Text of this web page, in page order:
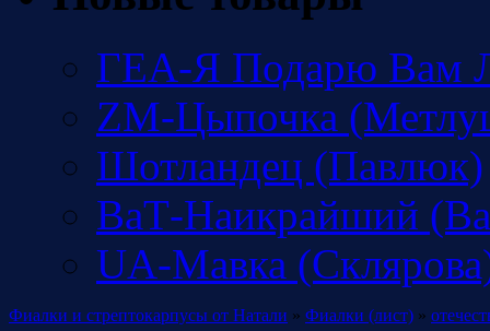
ГЕА-Я Подарю Вам
ZM-Цыпочка
Шотландец (Павлюк)
ВаТ-Наикрайший
UA-Мавка
Фиалки и стрептокарпусы от Натали » Фиалки (лист) »